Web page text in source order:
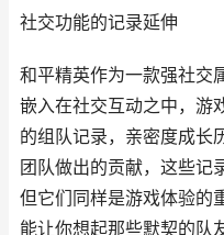
社交功能的记录延伸
和平精英作为一款强社交
嵌入在社交互动之中，游
的组队记录，亲密度成长
团队做出的贡献，这些记
但它们同样是游戏体验的
能让你想起那些默契的队